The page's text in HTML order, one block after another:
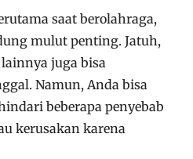
saat berolahraga,
mulut penting. Jatuh,
juga bisa
Namun, Anda bisa
beberapa penyebab
kerusakan karena